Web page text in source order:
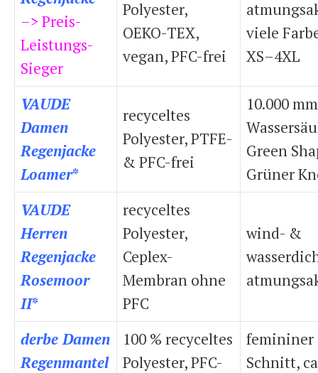
–> Preis-
Leistungs-
Sieger
Polyester,
OEKO-TEX,
vegan, PFC-frei
viele
XS–4XL
VAUDE
Damen
Regenjacke
Loamer*
recyceltes
Polyester, PTFE-
& PFC-frei
10.000 mm
Green
Grüner
VAUDE
Herren
Regenjacke
Rosemoor
II*
recyceltes
Polyester,
Ceplex-
Membran ohne
PFC
wind- &
derbe Damen
Regenmantel
100 % recyceltes
Polyester, PFC-
femininer
Schnitt,